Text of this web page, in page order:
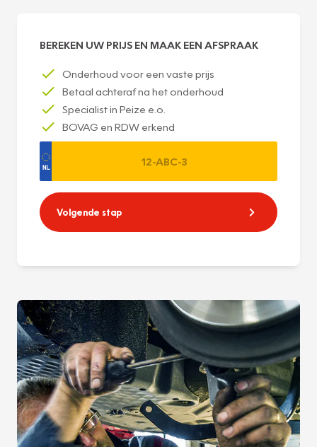
BEREKEN UW PRIJS EN MAAK EEN AFSPRAAK
Onderhoud voor een vaste prijs
Betaal achteraf na het onderhoud
Specialist in Peize e.o.
BOVAG en RDW erkend
Volgende stap